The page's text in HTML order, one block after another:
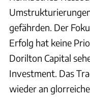
gefährden. Der
Erfolg hat keine
Dorilton Capital
Investment. Das
wieder an